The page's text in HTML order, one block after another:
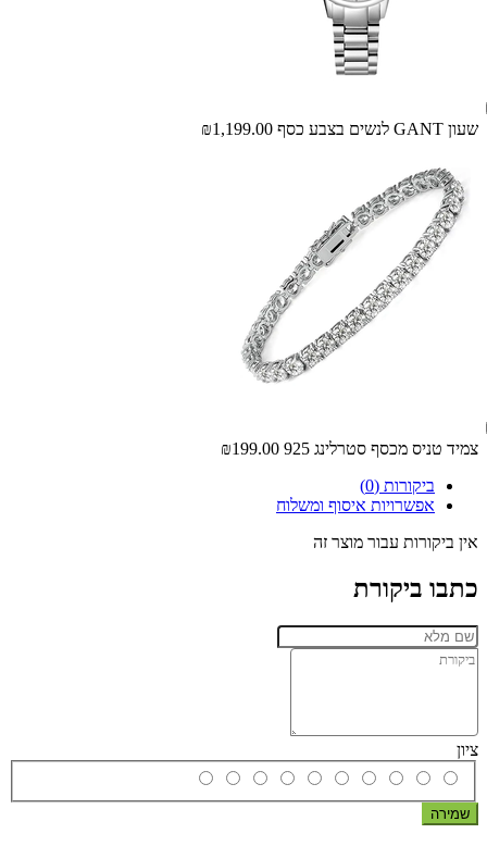
שעון GANT לנשים בצבע כסף ₪1,199.00
צמיד טניס מכסף סטרלינג 925
₪199.00
ביקורות (0)
אפשרויות איסוף ומשלוח
אין ביקורות עבור מוצר זה
כתבו ביקורת
ציון
שמירה